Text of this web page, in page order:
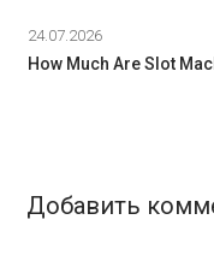
24.07.2026
How Much Are Slot
Добавить